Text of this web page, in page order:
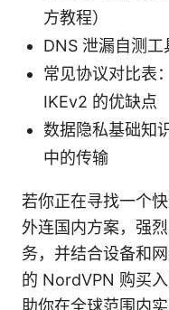
方教程）
DNS 泄漏自测
常见协议对比表
IKEv2 的优缺点
数据隐私基础知
中的传输
若你正在寻找一个
外连国内方案，强
务，并结合设备和
的 NordVPN 购买
助你在全球范围内